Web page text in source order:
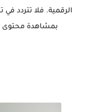
الرقمية. فلا تتردد في
بمشاهدة محتوى